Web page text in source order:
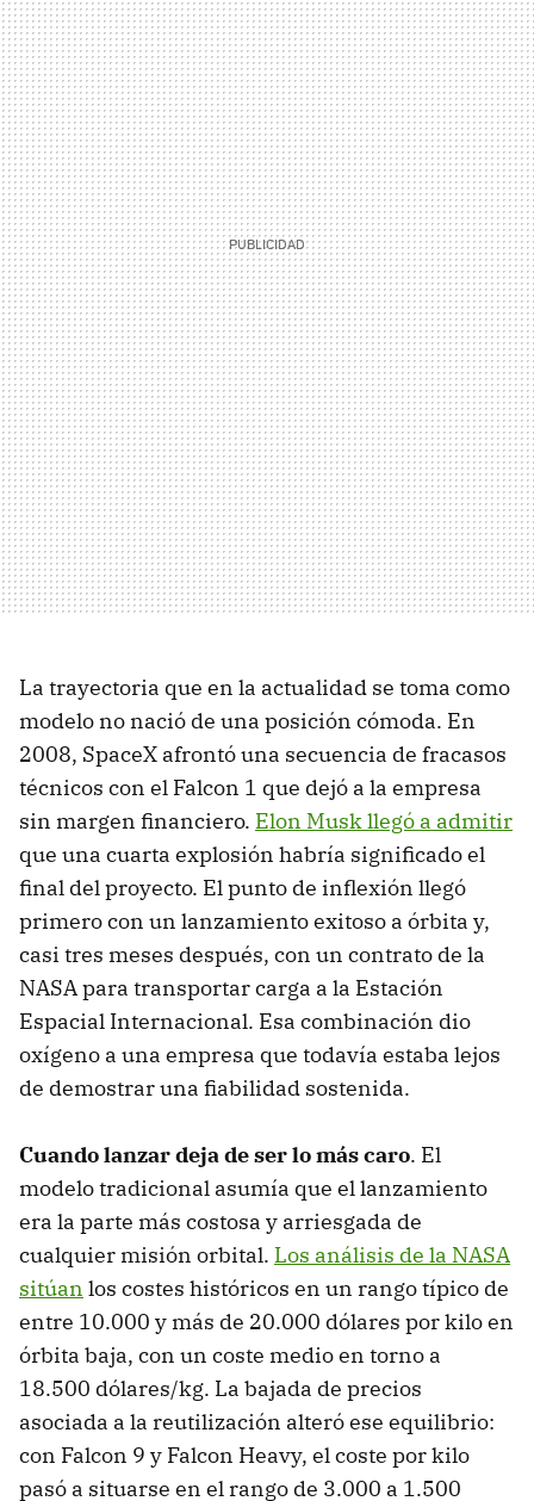
La trayectoria que en la actualidad se toma como
modelo no nació de una posición cómoda. En
2008, SpaceX afrontó una secuencia de fracasos
técnicos con el Falcon 1 que dejó a la empresa
sin margen financiero. Elon Musk llegó a admitir
que una cuarta explosión habría significado el
final del proyecto. El punto de inflexión llegó
primero con un lanzamiento exitoso a órbita y,
casi tres meses después, con un contrato de la
NASA para transportar carga a la Estación
Espacial Internacional. Esa combinación dio
oxígeno a una empresa que todavía estaba lejos
de demostrar una fiabilidad sostenida.
Cuando lanzar deja de ser lo más caro. El
modelo tradicional asumía que el lanzamiento
era la parte más costosa y arriesgada de
cualquier misión orbital. Los análisis de la NASA
sitúan los costes históricos en un rango típico de
entre 10.000 y más de 20.000 dólares por kilo en
órbita baja, con un coste medio en torno a
18.500 dólares/kg. La bajada de precios
asociada a la reutilización alteró ese equilibrio:
con Falcon 9 y Falcon Heavy, el coste por kilo
pasó a situarse en el rango de 3.000 a 1.500